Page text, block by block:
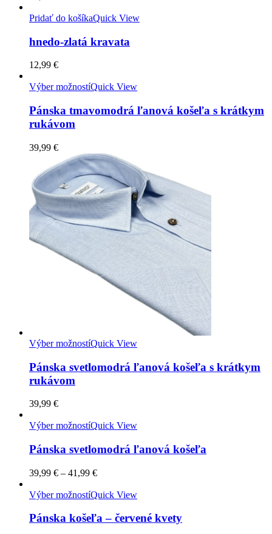
Pridať do košíkaQuick View
hnedo-zlatá kravata
12,99 €
Výber možnostíQuick View
Pánska tmavomodrá ľanová košeľa s krátkym
rukávom
39,99 €
Výber možnostíQuick View
Pánska svetlomodrá ľanová košeľa s krátkym
rukávom
39,99 €
Výber možnostíQuick View
Pánska svetlomodrá ľanová košeľa
39,99 € – 41,99 €
Výber možnostíQuick View
Pánska košeľa – červené kvety